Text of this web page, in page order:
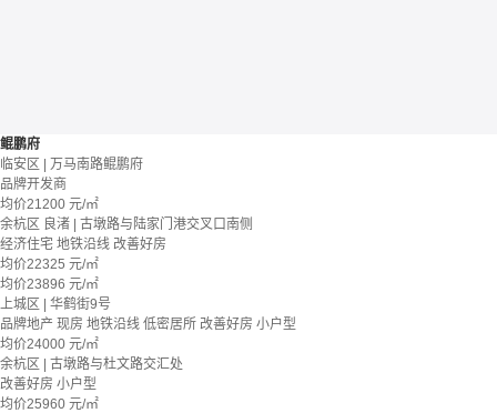
鲲鹏府
临安区 | 万马南路鲲鹏府
品牌开发商
均价21200 元/㎡
余杭区 良渚 | 古墩路与陆家门港交叉口南侧
经济住宅 地铁沿线 改善好房
均价22325 元/㎡
均价23896 元/㎡
上城区 | 华鹤街9号
品牌地产 现房 地铁沿线 低密居所 改善好房 小户型
均价24000 元/㎡
余杭区 | 古墩路与杜文路交汇处
改善好房 小户型
均价25960 元/㎡